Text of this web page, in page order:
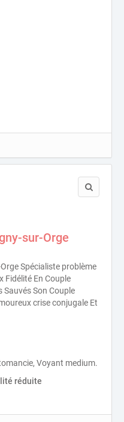
sur-Orge
Spécialiste problème
Fidélité En Couple
Son Couple
crise conjugale Et
Voyant medium.
réduite